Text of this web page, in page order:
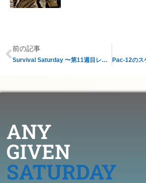
前の記事
Survival Saturday 〜第11週目レビュー〜
ANY
GIVEN
SATURDAY